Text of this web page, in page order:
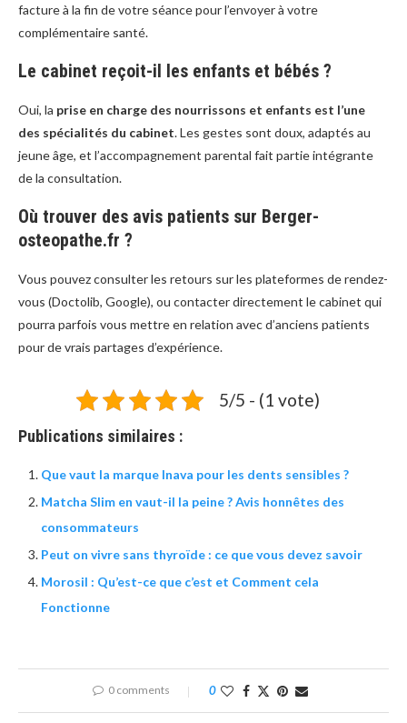
facture à la fin de votre séance pour l’envoyer à votre
complémentaire santé.
Le cabinet reçoit-il les enfants et bébés ?
Oui, la prise en charge des nourrissons et enfants est l’une
des spécialités du cabinet. Les gestes sont doux, adaptés au
jeune âge, et l’accompagnement parental fait partie intégrante
de la consultation.
Où trouver des avis patients sur Berger-
osteopathe.fr ?
Vous pouvez consulter les retours sur les plateformes de rendez-
vous (Doctolib, Google), ou contacter directement le cabinet qui
pourra parfois vous mettre en relation avec d’anciens patients
pour de vrais partages d’expérience.
5/5 - (1 vote)
Publications similaires :
Que vaut la marque Inava pour les dents sensibles ?
Matcha Slim en vaut-il la peine ? Avis honnêtes des
consommateurs
Peut on vivre sans thyroïde : ce que vous devez savoir
Morosil : Qu’est-ce que c’est et Comment cela
Fonctionne
0 comments 0